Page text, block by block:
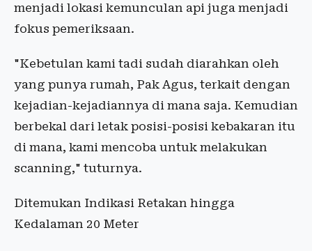
menjadi lokasi kemunculan api juga menjadi
fokus pemeriksaan.
"Kebetulan kami tadi sudah diarahkan oleh
yang punya rumah, Pak Agus, terkait dengan
kejadian-kejadiannya di mana saja. Kemudian
berbekal dari letak posisi-posisi kebakaran itu
di mana, kami mencoba untuk melakukan
scanning," tuturnya.
Ditemukan Indikasi Retakan hingga
Kedalaman 20 Meter